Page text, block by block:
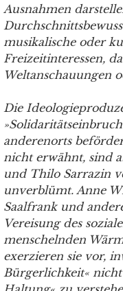
Ausnahmen
musikalische oder
Freizeitinteressen,
Weltanschauungen
Die
anderenorts
nicht erwähnt, sind
und Thilo Sarrazin
unverblümt. Anne
Saalfrank und
Vereisung des
menschelnden
exerzieren sie vor,
Bürgerlichkeit« nicht